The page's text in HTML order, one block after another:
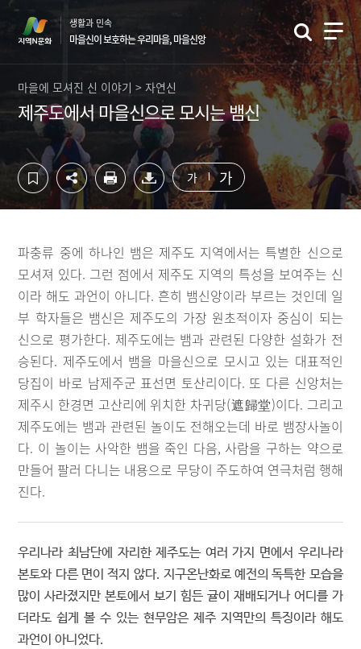
컨
영
바
기
하
역
로
생활과 민속
마을신이 보호하는 우리마을, 마을신앙
마을에 모셔진 신 이야기 > 자연신
제주도에서 마을신으로 모시는 뱀신
가 가
파충류 중에 하나인 뱀은 제주도 지역에서는 특별한 신으로
모셔져 있다. 그런 점에서 제주도 지역의 특성을 보여주는 신
이라 해도 과언이 아니다. 흔히 뱀신앙이라 부르는 것인데 일
부 학자들은 뱀신은 제주도의 가장 원초적이자 중심이 되는
신으로 평가한다. 제주도에는 뱀과 관련된 다양한 설화가 전
승된다. 제주도에서 뱀을 마을신으로 모시고 있는 대표적인
당집이 바로 남제주군 표선면 토산리이다. 또 다른 신앙처는
제주시 한경면 고산리에 위치한 차귀당(遮歸堂)이다. 그리고
제주도에는 뱀과 관련된 놀이도 전해오는데 바로 뱀장사놀이
다. 이 놀이는 사악한 뱀을 죽인 다음, 사람을 구하는 약으로
만들어 팔러 다니는 내용으로 무당이 주도하여 연극처럼 행해
진다.
우리나라 최남단에 자리한 제주도는 여러 가지 면에서 우리나라
본토와 다른 면이 적지 않다. 지구온난화로 예전의 독특한 모습을
많이 사라졌지만 본토에서 보기 힘든 귤이 재배되거나 어디를 가
더라도 쉽게 볼 수 있는 현무암은 제주 지역만의 특징이라 해도
과언이 아니었다.